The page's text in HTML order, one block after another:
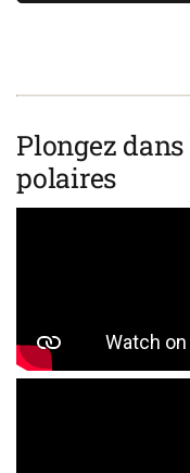
Plongez
polaires